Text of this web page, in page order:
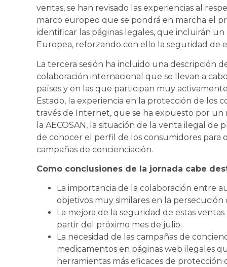
ventas, se han revisado las experiencias al
marco europeo que se pondrá en marcha el
identificar las páginas legales, que incluirán
Europea, reforzando con ello la seguridad de
La tercera sesión ha incluido una descripción
colaboración internacional que se llevan a
países y en las que participan muy
Estado, la experiencia en la protección de los
través de Internet, que se ha expuesto por
la AECOSAN, la situación de la venta ilegal
de conocer el perfil de los consumidores para
campañas de concienciación.
Como conclusiones de la jornada cabe
La importancia de la colaboración entre
objetivos muy similares en la persecución
La mejora de la seguridad de estas
partir del próximo mes de julio.
La necesidad de las campañas de
medicamentos en páginas web ilegales
herramientas más eficaces de protección